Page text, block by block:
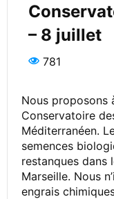
– 8 juillet
781
Nous proposons
Conservatoire
Méditerranéen.
semences
restanques dans
Marseille. Nous
engrais